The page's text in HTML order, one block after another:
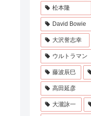
松本隆
David Bowie
大沢誉志幸
ウルトラマン
藤波辰巳
高田延彦
大瀧詠一